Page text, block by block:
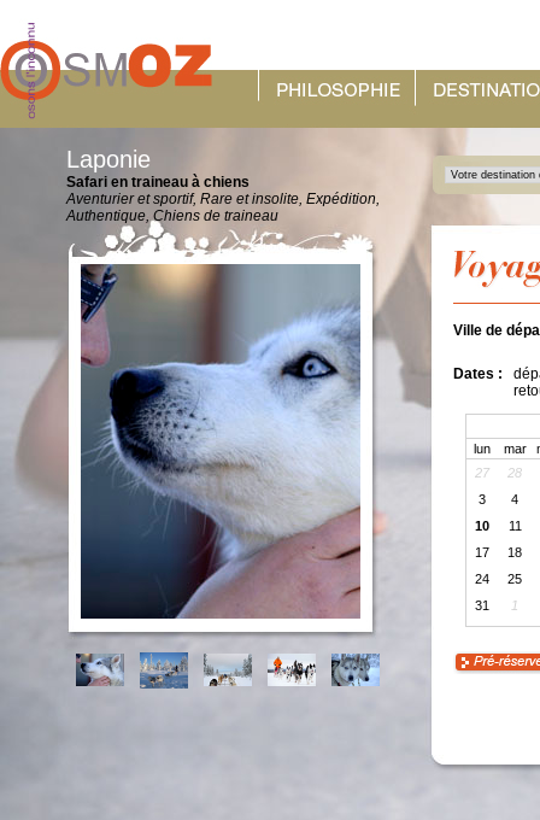
Laponie
Safari en traineau à chiens
Aventurier et sportif, Rare et insolite, Expédition,
Authentique, Chiens de traineau
Ville de
Dates :
lun mar
27
28
3
4
10
11
17
18
24
25
31
1